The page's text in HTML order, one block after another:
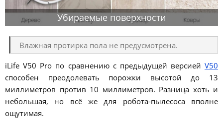
Убираемые поверхности
Влажная протирка пола не предусмотрена.
iLife V50 Pro по сравнению с предыдущей версией V50
способен преодолевать порожки высотой до 13
миллиметров против 10 миллиметров. Разница хоть и
небольшая, но всё же для робота-пылесоса вполне
ощутимая.